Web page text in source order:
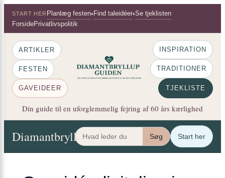
Spring
indhold
START HER Planlæg festen• Find taleidéer•Se tjeklisten
ForsidePrivatlivspolitik
ARTIKLER
FESTEN
GAVEIDEER
INSPIRATION
TRADITIONER
TJEKLISTE
Din guide til en uforglemmelig fejring af 60 års kærlighed
Diamantbryllup Guiden Artikler Festen
Søg Start her